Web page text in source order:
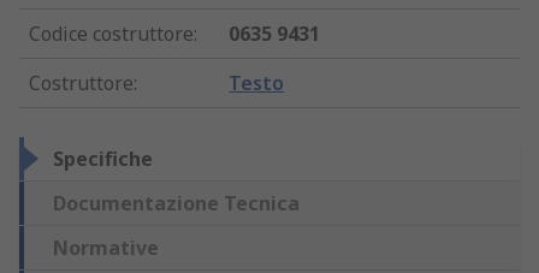
Codice costruttore:
0635 9431
Costruttore: Testo
Specifiche
Documentazione Tecnica
Normative